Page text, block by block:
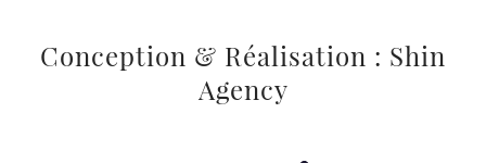
Conception & Réalisation : Shin
Agency